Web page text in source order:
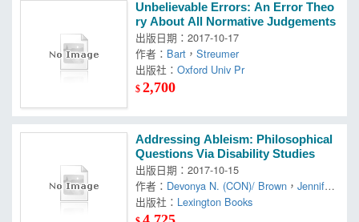
Unbelievable Errors: An Error Theo
ry About All Normative Judgements
出版日期：2017-10-17
作者： Bart ，Streumer
出版社：Oxford Univ Pr
$2,700
Addressing Ableism: Philosophical
Questions Via Disability Studies
出版日期：2017-10-15
作者： Devonya N. (CON)/ Brown ，Jennifer/
Havis，Joel Michael (FRW)
ON)/ Reynolds
出版社： Lexington Books